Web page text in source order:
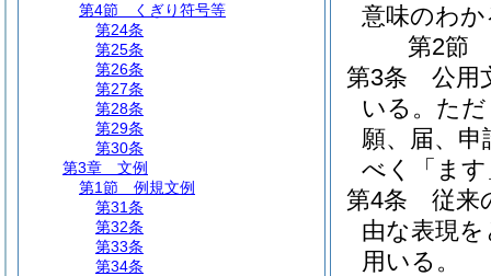
意味のわ
第2節
第3条
公用
いる。 た
願、届、
べく「ま
第4条
従来
由な表現
用いる。
第4節
くぎり符号等
第24条
第25条
第26条
第27条
第28条
第29条
第30条
第3章
文例
第1節
例規文例
第31条
第32条
第33条
第34条